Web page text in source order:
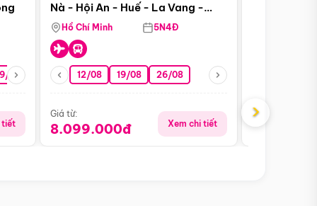
08 22/08 26/08 05/09 09/09
tiết
Nà - Hội An - Huế - La Vang -
Động Thiên Đường
Hồ Chí Minh 5N4Đ
12/08 19/08 26/08
Giá từ:
8.099.000đ Xem chi tiết
Giá từ:
›